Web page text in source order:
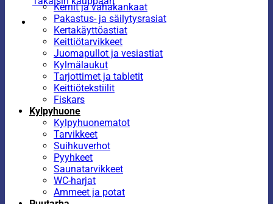
Kernit ja vahakankaat
Pakastus- ja säilytysrasiat
Kertakäyttöastiat
Keittiötarvikkeet
Juomapullot ja vesiastiat
Kylmälaukut
Tarjottimet ja tabletit
Keittiötekstiilit
Fiskars
Kylpyhuone
Kylpyhuonematot
Tarvikkeet
Suihkuverhot
Pyyhkeet
Saunatarvikkeet
WC-harjat
Ammeet ja potat